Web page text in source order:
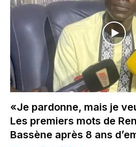
«Je pardonne, mais je
Les premiers mots de
Bassène après 8 ans